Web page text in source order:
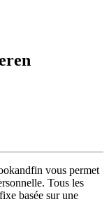
vous permet
Tous les
basée sur une